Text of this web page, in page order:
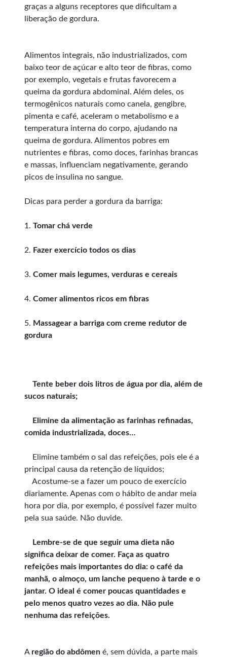
graças a alguns receptores que dificultam a
liberação de gordura.
Alimentos integrais, não industrializados, com
baixo teor de açúcar e alto teor de fibras, como
por exemplo, vegetais e frutas favorecem a
queima da gordura abdominal. Além deles, os
termogênicos naturais como canela, gengibre,
pimenta e café, aceleram o metabolismo e a
temperatura interna do corpo, ajudando na
queima de gordura. Alimentos pobres em
nutrientes e fibras, como doces, farinhas brancas
e massas, influenciam negativamente, gerando
picos de insulina no sangue.
Dicas para perder a gordura da barriga:
1. Tomar chá verde
2. Fazer exercício todos os dias
3. Comer mais legumes, verduras e cereais
4. Comer alimentos ricos em fibras
5. Massagear a barriga com creme redutor de
gordura
Tente beber dois litros de água por dia, além de
sucos naturais;
Elimine da alimentação as farinhas refinadas,
comida industrializada, doces…
Elimine também o sal das refeições, pois ele é a
principal causa da retenção de líquidos;
Acostume-se a fazer um pouco de exercício
diariamente. Apenas com o hábito de andar meia
hora por dia, por exemplo, é possível fazer muito
pela sua saúde. Não duvide.
Lembre-se de que seguir uma dieta não
significa deixar de comer. Faça as quatro
refeições mais importantes do dia: o café da
manhã, o almoço, um lanche pequeno à tarde e o
jantar. O ideal é comer poucas quantidades e
pelo menos quatro vezes ao dia. Não pule
nenhuma das refeições.
A região do abdômen é, sem dúvida, a parte mais